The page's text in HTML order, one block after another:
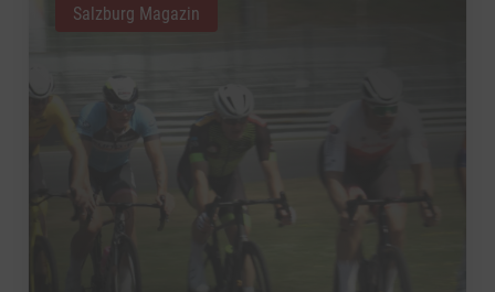
Salzburg Magazin